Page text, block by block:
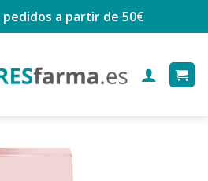
pedidos a partir de 50€